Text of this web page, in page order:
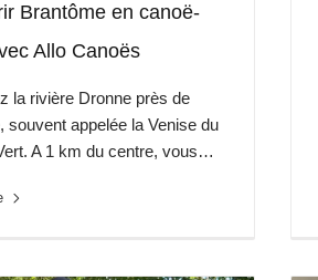
Brantôme en canoë-
Allo Canoës
la rivière Dronne près de
souvent appelée la Venise du
A 1 km du centre, vous…